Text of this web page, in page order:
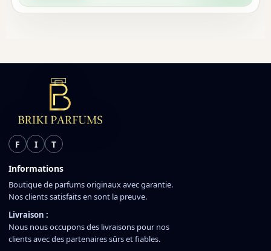
F I T
Informations
Boutique de parfums originaux avec garantie.
Nos clients satisfaits en sont la preuve.
Livraison :
Nous nous occupons des livraisons pour nos
clients avec des partenaires sûrs et fiables.